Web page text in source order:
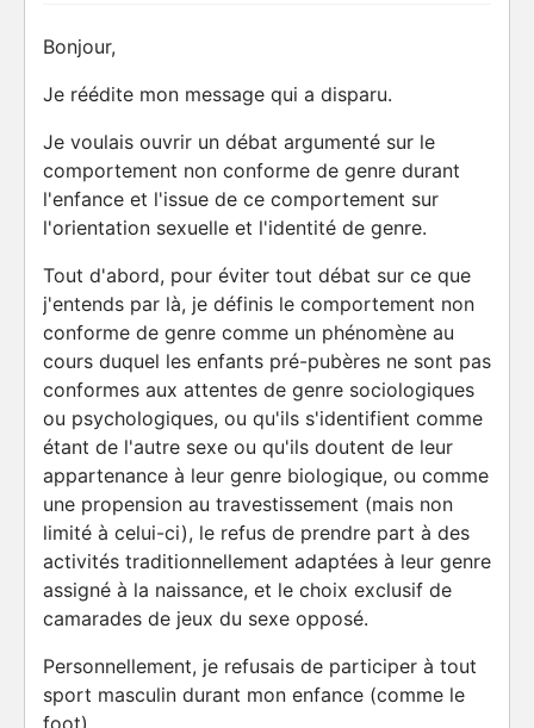
Bonjour,
Je réédite mon message qui a disparu.
Je voulais ouvrir un débat argumenté sur le
comportement non conforme de genre durant
l'enfance et l'issue de ce comportement sur
l'orientation sexuelle et l'identité de genre.
Tout d'abord, pour éviter tout débat sur ce que
j'entends par là, je définis le comportement non
conforme de genre comme un phénomène au
cours duquel les enfants pré-pubères ne sont pas
conformes aux attentes de genre sociologiques
ou psychologiques, ou qu'ils s'identifient comme
étant de l'autre sexe ou qu'ils doutent de leur
appartenance à leur genre biologique, ou comme
une propension au travestissement (mais non
limité à celui-ci), le refus de prendre part à des
activités traditionnellement adaptées à leur genre
assigné à la naissance, et le choix exclusif de
camarades de jeux du sexe opposé.
Personnellement, je refusais de participer à tout
sport masculin durant mon enfance (comme le
foot).